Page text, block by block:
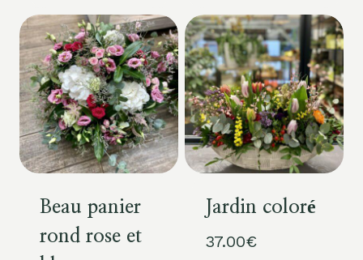
Beau panier
rond rose et
Jardin coloré
37.00€